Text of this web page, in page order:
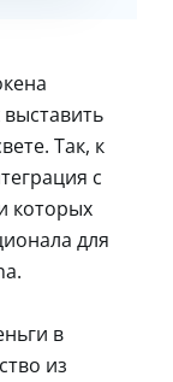
Так, к
с
которых
для
в
из